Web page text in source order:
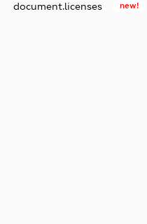
document.licenses new!